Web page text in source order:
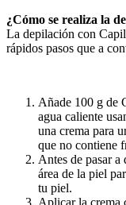
¿Cómo se realiza la
La depilación con
rápidos pasos que a
Añade 100 g de
agua caliente
una crema para
que no contiene
Antes de pasar a
área de la piel
tu piel.